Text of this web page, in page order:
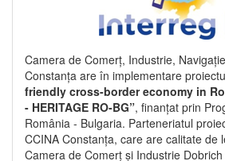
Camera de Comerț, Industrie,
Constanța are în implementare
friendly cross-border economy in
- HERITAGE RO-BG”, finanțat prin
România - Bulgaria. Parteneriatul
CCINA Constanța, care are calitate de
Camera de Comerț și Industrie